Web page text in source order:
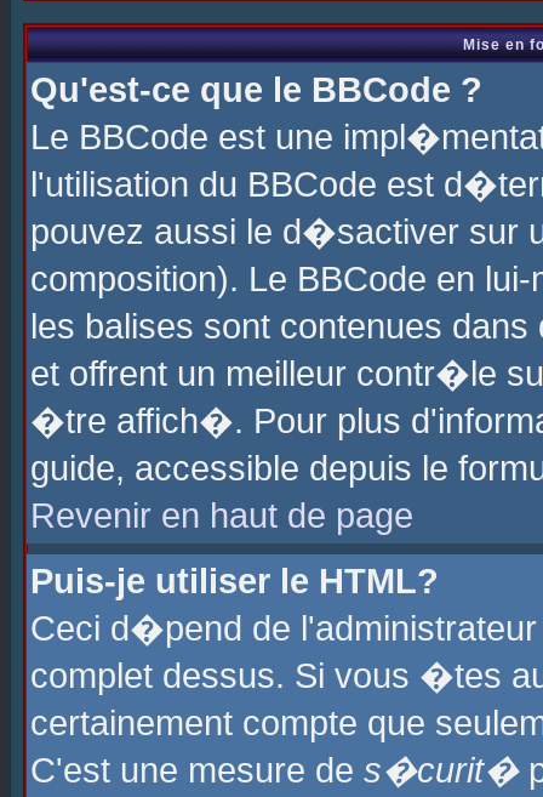
Mise en
Qu'est-ce que le BBCode ?
Le BBCode est une
l'utilisation du BBCode est
pouvez aussi le d�sactiver sur
composition). Le BBCode en
les balises sont contenues
et offrent un meilleur contr�le
�tre affich�. Pour plus
guide, accessible depuis le
Revenir en haut de page
Puis-je utiliser le HTML?
Ceci d�pend de
complet dessus. Si vous �tes
certainement compte que
C'est une mesure de s�curit�